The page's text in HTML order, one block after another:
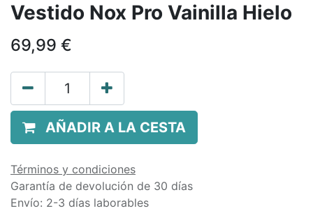
Vestido Nox Pro Vainilla Hielo
69,99 €
AÑADIR A LA CESTA
Términos y condiciones
Garantía de devolución de 30 días
Envío: 2-3 días laborables